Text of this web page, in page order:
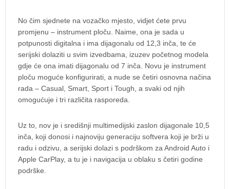
No čim sjednete na vozačko mjesto, vidjet ćete prvu
promjenu – instrument ploču. Naime, ona je sada u
potpunosti digitalna i ima dijagonalu od 12,3 inča, te će
serijski dolaziti u svim izvedbama, izuzev početnog modela
gdje će ona imati dijagonalu od 7 inča. Novu je instrument
ploču moguće konfigurirati, a nude se četiri osnovna načina
rada – Casual, Smart, Sport i Tough, a svaki od njih
omogućuje i tri različita rasporeda.
Uz to, nov je i središnji multimedijski zaslon dijagonale 10,5
inča, koji donosi i najnoviju generaciju softvera koji je brži u
radu i odzivu, a serijski dolazi s podrškom za Android Auto i
Apple CarPlay, a tu je i navigacija u oblaku s četiri godine
podrške.